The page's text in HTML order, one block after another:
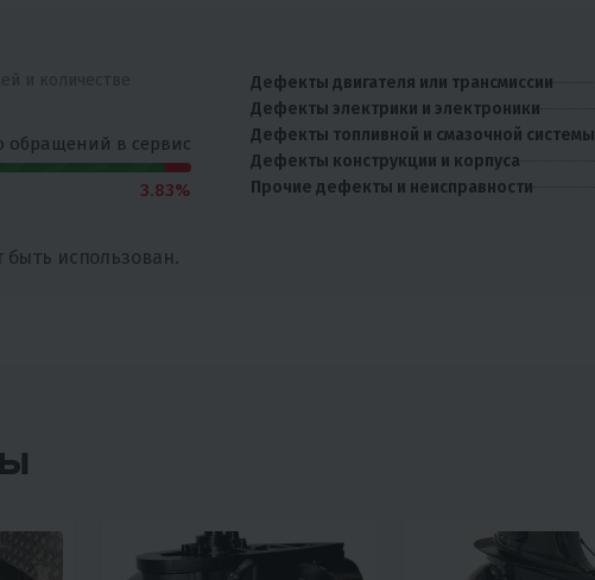
обращений в сервис
3.83%
использован.
Дефекты двигателя или трансмиссии
Дефекты электрики и электроники
Дефекты топливной и смазочной системы
Дефекты конструкции и корпуса
Прочие дефекты и неисправности